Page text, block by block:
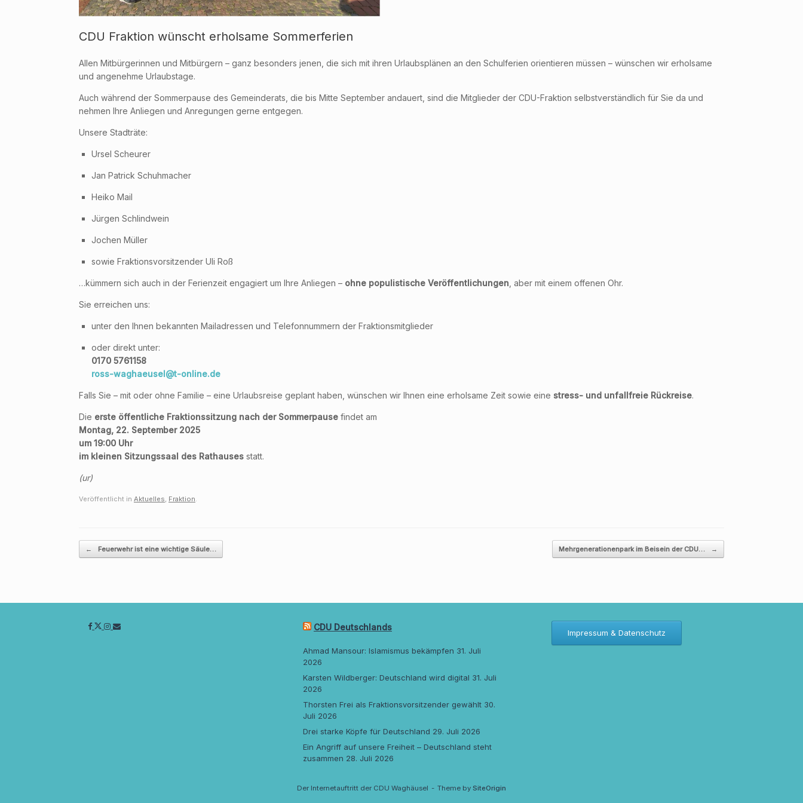
CDU Fraktion wünscht erholsame Sommerferien
Allen Mitbürgerinnen und Mitbürgern – ganz besonders jenen, die sich mit ihren Urlaubsplänen an den Schulferien orientieren müssen – wünschen wir erholsame
und angenehme Urlaubstage.
Auch während der Sommerpause des Gemeinderats, die bis Mitte September andauert, sind die Mitglieder der CDU-Fraktion selbstverständlich für Sie da und
nehmen Ihre Anliegen und Anregungen gerne entgegen.
Unsere Stadträte:
Ursel Scheurer
Jan Patrick Schuhmacher
Heiko Mail
Jürgen Schlindwein
Jochen Müller
sowie Fraktionsvorsitzender Uli Roß
…kümmern sich auch in der Ferienzeit engagiert um Ihre Anliegen – ohne populistische Veröffentlichungen , aber mit einem offenen Ohr.
Sie erreichen uns:
unter den Ihnen bekannten Mailadressen und Telefonnummern der Fraktionsmitglieder
oder direkt unter:
0170 5761158
ross-waghaeusel@t-online.de
Falls Sie – mit oder ohne Familie – eine Urlaubsreise geplant haben, wünschen wir Ihnen eine erholsame Zeit sowie eine stress- und unfallfreie Rückreise.
Die erste öffentliche Fraktionssitzung nach der Sommerpause findet am
Montag, 22. September 2025
um 19:00 Uhr
im kleinen Sitzungssaal des Rathauses statt.
(ur)
Veröffentlicht in Aktuelles, Fraktion.
Beitragsnavigation
← Feuerwehr ist eine wichtige Säule… Mehrgenerationenpark im Beisein der CDU… →
CDU Deutschlands
Ahmad Mansour: Islamismus bekämpfen 31. Juli
2026
Karsten Wildberger: Deutschland wird digital 31. Juli
2026
Thorsten Frei als Fraktionsvorsitzender gewählt 30.
Juli 2026
Drei starke Köpfe für Deutschland 29. Juli 2026
Ein Angriff auf unsere Freiheit – Deutschland steht
zusammen 28. Juli 2026
Impressum & Datenschutz
Der Internetauftritt der CDU Waghäusel Theme by SiteOrigin